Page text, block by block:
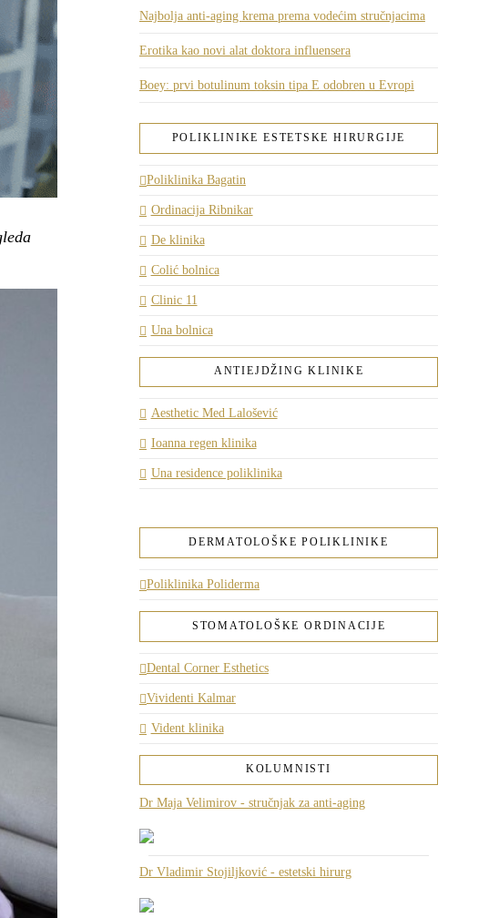
Najbolja anti-aging krema prema vodećim stručnjacima
Erotika kao novi alat doktora influensera
Boey: prvi botulinum toksin tipa E odobren u Evropi
POLIKLINIKE ESTETSKE HIRURGIJE
Poliklinika Bagatin
Ordinacija Ribnikar
De klinika
Colić bolnica
Clinic 11
Una bolnica
ANTIEJDŽING KLINIKE
Aesthetic Med Lalošević
Ioanna regen klinika
Una residence poliklinika
DERMATOLOŠKE POLIKLINIKE
Poliklinika Poliderma
STOMATOLOŠKE ORDINACIJE
Dental Corner Esthetics
Vividenti Kalmar
Vident klinika
KOLUMNISTI
Dr Maja Velimirov - stručnjak za anti-aging
Dr Vladimir Stojiljković - estetski hirurg